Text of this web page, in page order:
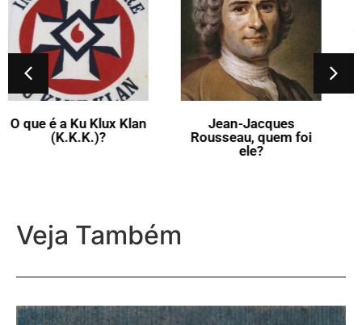
Jean-Jacques
Rousseau, quem foi
O que vem a ser a Flor-
de-Lis?
Veja Também